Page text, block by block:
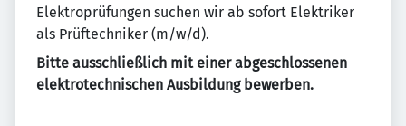
Elektroprüfungen suchen wir ab sofort Elektriker
als Prüftechniker (m/w/d).
Bitte ausschließlich mit einer abgeschlossenen
elektrotechnischen Ausbildung bewerben.